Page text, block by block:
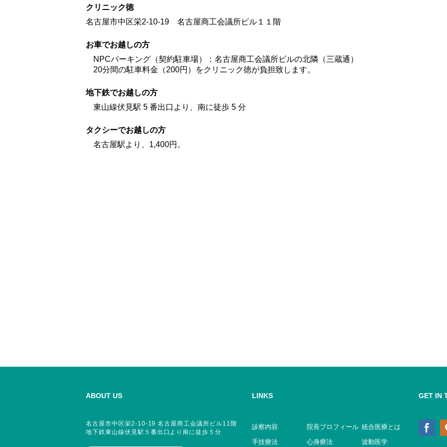
クリニック徳
名古屋市中区栄2-10-19 名古屋商工会議所ビル１１階
お車でお越しの方
NPCパーキング（契約駐車場）：名古屋商工会議所ビルの北隣（三蔵通）
20分間の駐車料金（200円）をクリニック徳が負担致します。
地下鉄でお越しの方
東山線伏見駅 5 番出口より、南に徒歩 5 分
タクシーでお越しの方
名古屋駅より、1,400円。
ABOUT US
名古屋市中区栄2-10-19 名古屋商工会議所ビル11階
地下鉄東山線伏見駅５番出口より南に徒歩５分
LINKS
診察内容 院長プロフィール 統合医療とは
手技療法
心身療法 波動医学
GET IN